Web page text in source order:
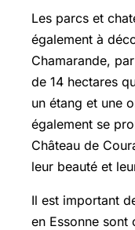
Les parcs et
également à
Chamarande,
de 14 hectares
un étang et une
également se
Château de
leur beauté et
Il est important
en Essonne sont